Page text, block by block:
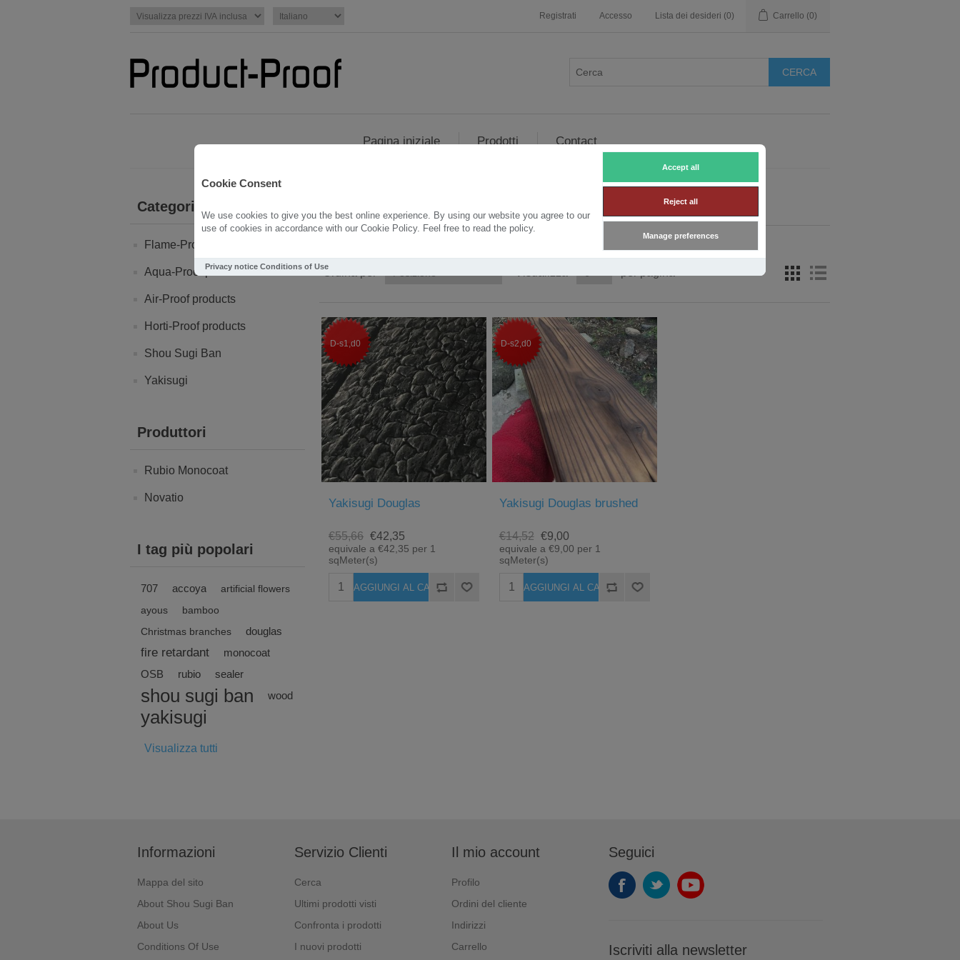
Cookie Consent
We use cookies to give you the best online experience. By using our website you agree to our
use of cookies in accordance with our Cookie Policy. Feel free to read the policy.
Accept all
Reject all
Manage preferences
Privacy notice Conditions of Use
Registrati Accesso Lista dei desideri (0) Carrello (0)
Pagina iniziale Prodotti Contact
Categorie
Flame-Proof products
Aqua-Proof products
Air-Proof products
Horti-Proof products
Shou Sugi Ban
Yakisugi
Produttori
Rubio Monocoat
Novatio
I tag più popolari
707 accoya
artificial flowers
ayous
bamboo
Christmas branches
douglas
fire retardant
monocoat
OSB
rubio sealer
shou sugi ban wood
yakisugi
Visualizza tutti
Prodotti con tag "douglas"
Ordina per
D-s1,d0
Yakisugi Douglas
€55,66 €42,35
equivale a €42,35 per 1
sqMeter(s)
D-s2,d0
Yakisugi Douglas brushed
€14,52 €9,00
equivale a €9,00 per 1
sqMeter(s)
Informazioni
Mappa del sito
About Shou Sugi Ban
About Us
Conditions Of Use
Servizio Clienti
Cerca
Ultimi prodotti visti
Confronta i prodotti
I nuovi prodotti
Il mio account
Profilo
Ordini del cliente
Indirizzi
Carrello
Seguici
Iscriviti alla newsletter